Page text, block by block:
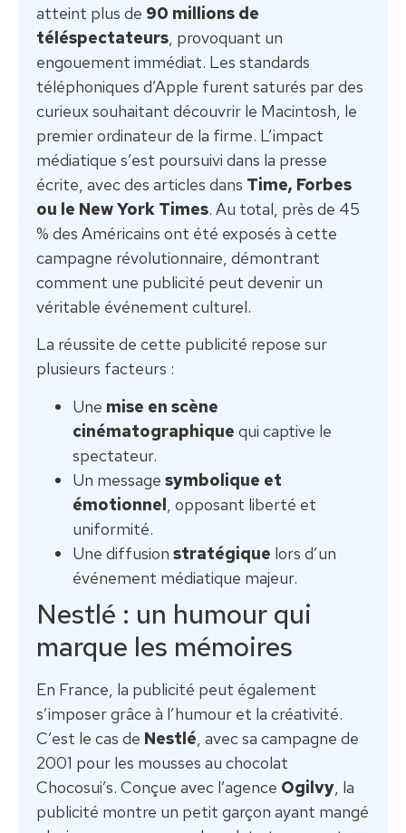
atteint plus de 90 millions de
téléspectateurs, provoquant un
engouement immédiat. Les standards
téléphoniques d’Apple furent saturés par des
curieux souhaitant découvrir le Macintosh, le
premier ordinateur de la firme. L’impact
médiatique s’est poursuivi dans la presse
écrite, avec des articles dans Time, Forbes
ou le New York Times. Au total, près de 45
% des Américains ont été exposés à cette
campagne révolutionnaire, démontrant
comment une publicité peut devenir un
véritable événement culturel.
La réussite de cette publicité repose sur
plusieurs facteurs :
Une mise en scène
cinématographique qui captive le
spectateur.
Un message symbolique et
émotionnel, opposant liberté et
uniformité.
Une diffusion stratégique lors d’un
événement médiatique majeur.
Nestlé : un humour qui
marque les mémoires
En France, la publicité peut également
s’imposer grâce à l’humour et la créativité.
C’est le cas de Nestlé, avec sa campagne de
2001 pour les mousses au chocolat
Chocosui’s. Conçue avec l’agence Ogilvy, la
publicité montre un petit garçon ayant mangé